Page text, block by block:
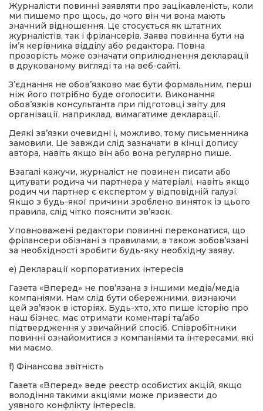
Журналісти повинні заявляти про зацікавленість, коли
ми пишемо про щось, до чого він чи вона мають
значний відношення. Це стосується як штатних
журналістів, так і фрілансерів. Заява повинна бути на
ім’я керівника відділу або редактора. Повна
прозорість може означати оприлюднення декларації
в друкованому вигляді та на веб-сайті.
З’єднання не обов’язково має бути формальним, перш
ніж його потрібно буде оголосити. Виконання
обов’язків консультанта при підготовці звіту для
організації, наприклад, вимагатиме декларації.
Деякі зв’язки очевидні і, можливо, тому письменника
замовили. Це завжди слід зазначати в кінці допису
автора, навіть якщо він або вона регулярно пише.
Взагалі кажучи, журналіст не повинен писати або
цитувати родича чи партнера у матеріалі, навіть якщо
родич чи партнер є експертом у відповідній галузі.
Якщо з будь-якої причини зроблено виняток із цього
правила, слід чітко пояснити зв’язок.
Уповноважені редактори повинні переконатися, що
фрілансери обізнані з правилами, а також зобов’язані
за необхідності зробити будь-яку необхідну заяву.
e) Декларації корпоративних інтересів
Газета «Вперед» не пов’язана з іншими медіа/медіа
компаніями. Нам слід бути обережними, визнаючи
цей зв’язок в історіях. Будь-хто, хто пише історію про
наш бізнес, має отримати коментарі та/або
підтвердження у звичайний спосіб. Співробітники
повинні ознайомитися з компаніями та інтересами, які
ми маємо.
f) Фінансова звітність
Газета «Вперед» веде реєстр особистих акцій, якщо
володіння такими акціями може призвести до
уявного конфлікту інтересів.